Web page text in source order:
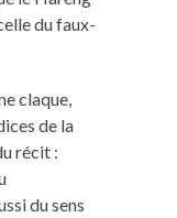
du faux-
claque,
de la
récit :
du sens